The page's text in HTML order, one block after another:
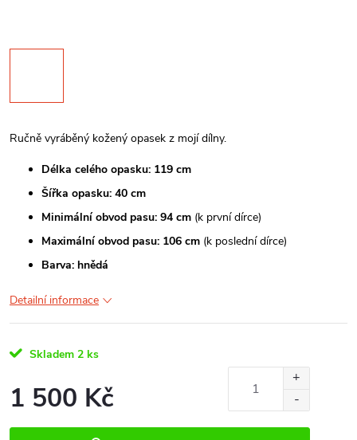
Ručně vyráběný kožený opasek z mojí dílny.
Délka celého opasku: 119 cm
Šířka opasku: 40 cm
Minimální obvod pasu: 94 cm (k první dírce)
Maximální obvod pasu: 106 cm (k poslední dírce)
Barva: hnědá
Detailní informace
Skladem 2 ks
1 500 Kč